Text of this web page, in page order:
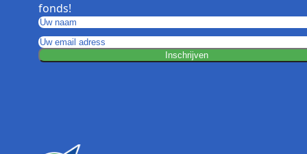
fonds!
Inschrijven